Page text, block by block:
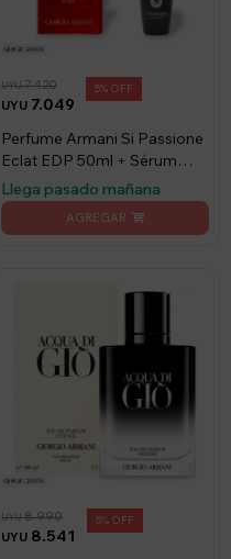
UYU 7.049
UYU7.420 5
Perfume Armani Si Passione
Eclat EDP 50ml + Sérum
Génifique
Llega pasado mañana
UYU 8.541
UYU8.990 5